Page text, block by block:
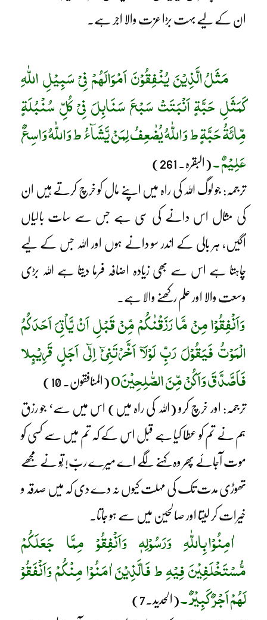
ان کے لیے بہت بڑا عزت والا اجر ہے۔
مَثَلُ الَّذِیْنَ یُنْفِقُوْنَ اَمْوَالَھُمْ فِیْ سَبِیْلِ اللّٰہِ
کَمَثَلِ حَبَّۃٍ اَنْبَتَتْ سَبْعَ سَنَابِلَ فِیْ کُلِّ سُنْبُلَۃٍ
مِّائَۃُ حَبَّۃٍ ط وَاللّٰہُ یُضٰعِفُ لِمَنْ یَّشَآءُ ط وَاللّٰہُ وَاسِعٌ
عَلِیْمٌ ۔(البقرہ۔ 261)
ترجمہ: جو لوگ اللہ کی راہ میں اپنے مال کو خرچ کرتے ہیں ان
کی مثال اس دانے کی سی ہے جس سے سات بالیاں
اُگیں، ہر بالی کے اندر سو دانے ہوں اور اللہ جس کے لیے
چاہتا ہے اس سے بھی زیادہ اضافہ فرما دیتا ہے اللہ بڑی
وسعت والا اور علم رکھنے والا ہے۔
وَاَنْفِقُوْا مِنْ مَّا رَزَقْنٰکُمْ مِّنْ قَبْلِ اَنْ یَّاْتِیَ اَحَدَکُمُ
الْمَوْتُ فَیَقُوْلَ رَبِّ لَوْلَآ اَخَّرْتَنِیْٓ اِلٰٓی اَجَلٍ قَرِیْبٍلا
فَاَصَّدَّقَ وَاَکُنْ مِّنَ الصّٰلِحِیْنَo (المنافقون۔ 10)
ترجمہ: اور خرچ کرو (اللہ کی راہ میں) اس میں سے‘ جو رزق
ہم نے تم کو عطا کیا ہے قبل اس کے کہ تم میں سے کسی کو
موت آجائے پھر وہ کہنے لگے اے میرے ربّ! تُو نے مجھے
تھوڑی مدت تک کی مہلت کیوں نہ دے دی کہ میں صدقہ و
خیرات کر لیتا اور صالحین میں سے ہو جاتا۔
اٰمِنُوْا بِاللّٰہِ وَرَسُوْلِہٖ وَاَنْفِقُوْ مِمَّا جَعَلَکُمْ
مُّسْتَخْلَفِیْنَ فِیْہِ ط فَالَّذِیْنَ اٰمَنُوْا مِنْکُمْ وَاَنْفَقُوْ
لَھُمْ اَجْرٌ کَبِیْرٌ ۔(الحدید۔7)